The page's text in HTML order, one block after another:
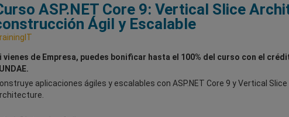
ASP.NET Core 9: Vertical Slice
Ágil y Escalable
vienes de Empresa, puedes bonificar hasta el 100% del curso con el
aplicaciones ágiles y escalables con ASP.NET Core 9 y Vertical Slice